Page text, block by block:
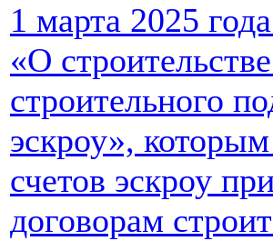
1 марта 2025
«О
строительного
эскроу»,
счетов эскроу
договорам